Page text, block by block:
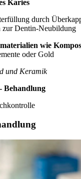
Karies
durch
zur Dentin-Neubildung
wie
oder Gold
und Keramik
Behandlung